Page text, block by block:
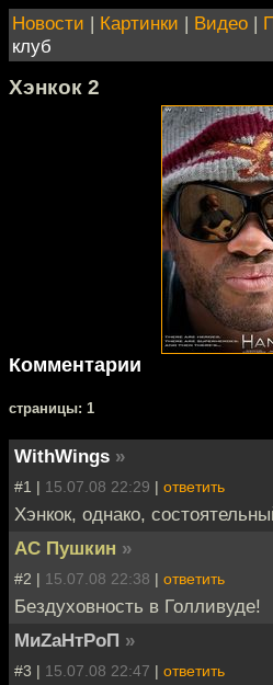
Новости | Картинки | Видео |
клуб
Хэнкок 2
Комментарии
cтраницы: 1
WithWings »
#1 | 15.07.08 22:29 | ответить
Хэнкок, однако,
АС Пушкин »
#2 | 15.07.08 22:38 | ответить
Бездуховность в Голливуде!
МиZаНтРоП »
#3 | 15.07.08 22:47 | ответить